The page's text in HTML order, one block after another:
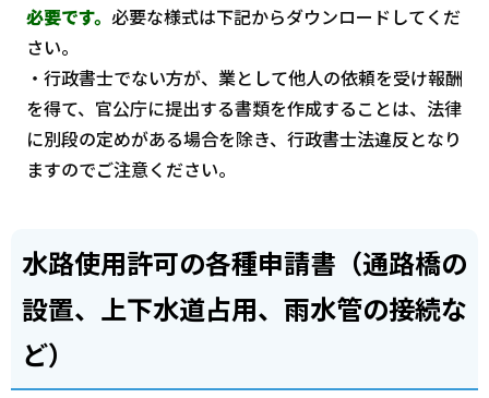
必要です。 必要な様式は下記からダウンロードしてくだ
さい。
・行政書士でない方が、業として他人の依頼を受け報酬
を得て、官公庁に提出する書類を作成することは、法律
に別段の定めがある場合を除き、行政書士法違反となり
ますのでご注意ください。
水路使用許可の各種申請書（通路橋の
設置、上下水道占用、雨水管の接続な
ど）